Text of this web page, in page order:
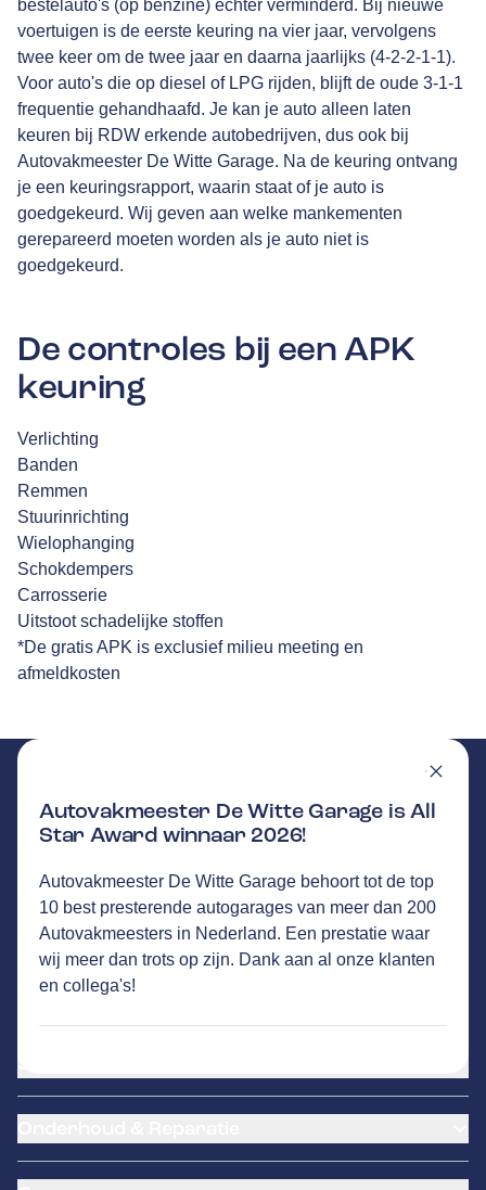
bestelauto's (op benzine) echter verminderd. Bij nieuwe
voertuigen is de eerste keuring na vier jaar, vervolgens
twee keer om de twee jaar en daarna jaarlijks (4-2-2-1-1).
Voor auto's die op diesel of LPG rijden, blijft de oude 3-1-1
frequentie gehandhaafd. Je kan je auto alleen laten
keuren bij RDW erkende autobedrijven, dus ook bij
Autovakmeester De Witte Garage. Na de keuring ontvang
je een keuringsrapport, waarin staat of je auto is
goedgekeurd. Wij geven aan welke mankementen
gerepareerd moeten worden als je auto niet is
goedgekeurd.
De controles bij een APK
keuring
Verlichting
Banden
Remmen
Stuurinrichting
Wielophanging
Schokdempers
Carrosserie
Uitstoot schadelijke stoffen
*De gratis APK is exclusief milieu meeting en
afmeldkosten
Autovakmeester De Witte Garage is All
Star Award winnaar 2026!
Autovakmeester De Witte Garage behoort tot de top
10 best presterende autogarages van meer dan 200
Autovakmeesters in Nederland. Een prestatie waar
wij meer dan trots op zijn. Dank aan al onze klanten
en collega's!
GA NAAR DE HOMEPAGINA
Route
Industrieweg Oost 4,6662 NEElst
44klanten waarderen Autovakmeester De Witte
Garage gemiddeld met een 9.7
Banden service